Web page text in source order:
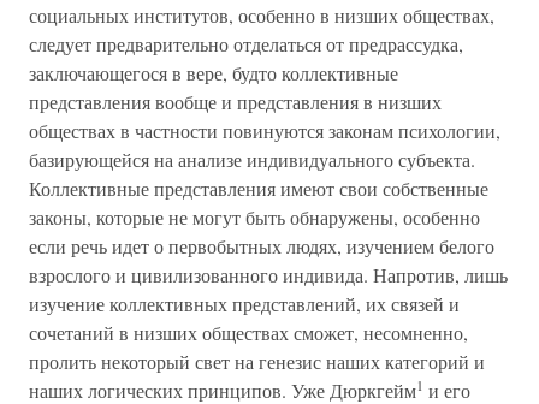
социальных институтов, особенно в низших обществах,
следует предварительно отделаться от предрассудка,
заключающегося в вере, будто коллективные
представления вообще и представления в низших
обществах в частности повинуются законам психологии,
базирующейся на анализе индивидуального субъекта.
Коллективные представления имеют свои собственные
законы, которые не могут быть обнаружены, особенно
если речь идет о первобытных людях, изучением белого
взрослого и цивилизованного индивида. Напротив, лишь
изучение коллективных представлений, их связей и
сочетаний в низших обществах сможет, несомненно,
пролить некоторый свет на генезис наших категорий и
наших логических принципов. Уже Дюркгейм1 и его